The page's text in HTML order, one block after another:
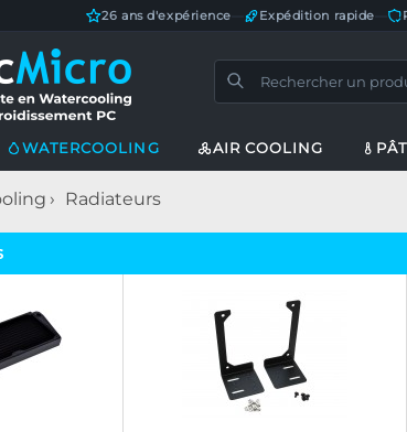
26 ans d'expérience Expédition rapide
WATERCOOLING AIR COOLING
Radiateurs